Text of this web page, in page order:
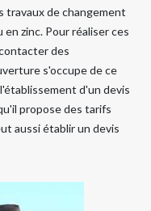
travaux de changement
zinc. Pour réaliser ces
des
s'occupe de ce
d'un devis
propose des tarifs
aussi établir un devis